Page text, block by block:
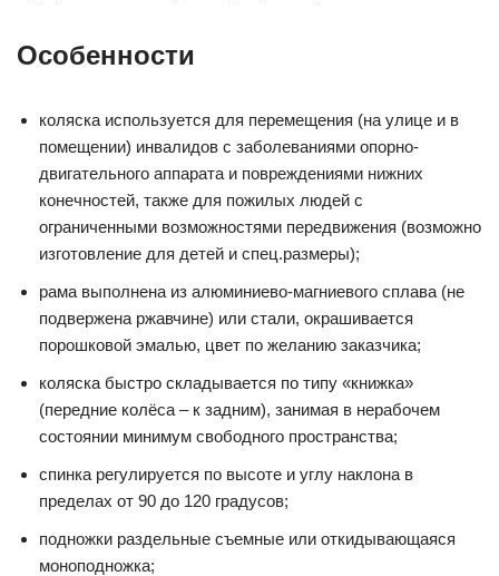
Особенности
коляска используется для перемещения (на улице и в
помещении) инвалидов с заболеваниями опорно-
двигательного аппарата и повреждениями нижних
конечностей, также для пожилых людей с
ограниченными возможностями передвижения (возможно
изготовление для детей и спец.размеры);
рама выполнена из алюминиево-магниевого сплава (не
подвержена ржавчине) или стали, окрашивается
порошковой эмалью, цвет по желанию заказчика;
коляска быстро складывается по типу «книжка»
(передние колёса – к задним), занимая в нерабочем
состоянии минимум свободного пространства;
спинка регулируется по высоте и углу наклона в
пределах от 90 до 120 градусов;
подножки раздельные съемные или откидывающаяся
моноподножка;